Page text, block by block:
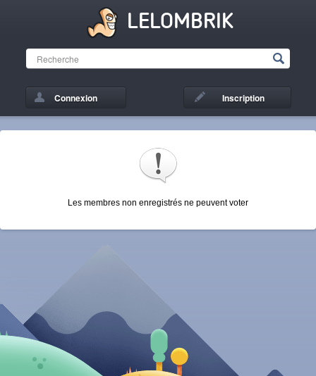
LELOMBRIK
Connexion Inscription
Les membres non enregistrés ne peuvent voter